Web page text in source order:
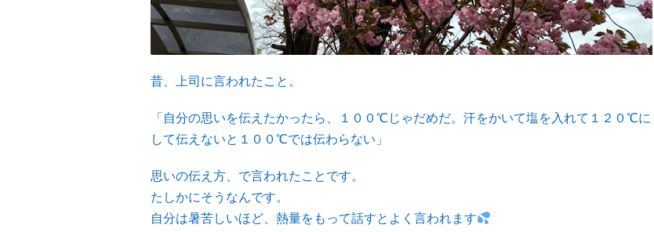
昔、上司に言われたこと。
「自分の思いを伝えたかったら、１００℃じゃだめだ。汗をかいて塩を入れて１２０℃に
して伝えないと１００℃では伝わらない」
思いの伝え方、で言われたことです。
たしかにそうなんです。
自分は暑苦しいほど、熱量をもって話すとよく言われます